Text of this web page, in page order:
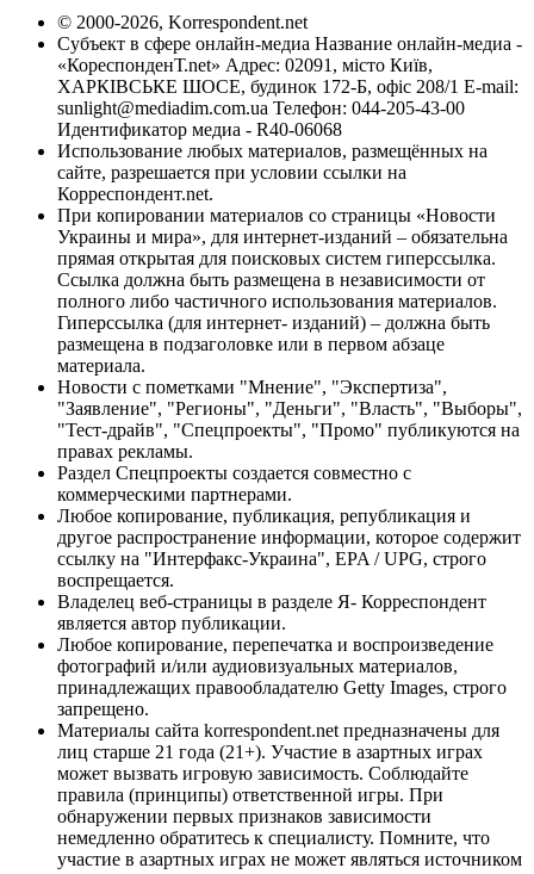
© 2000-2026, Korrespondent.net
Субъект в сфере онлайн-медиа Название онлайн-медиа -
«КореспонденТ.net» Адрес: 02091, місто Київ,
ХАРКІВСЬКЕ ШОСЕ, будинок 172-Б, офіс 208/1 E-mail:
sunlight@mediadim.com.ua Телефон: 044-205-43-00
Идентификатор медиа - R40-06068
Использование любых материалов, размещённых на
сайте, разрешается при условии ссылки на
Корреспондент.net.
При копировании материалов со страницы «Новости
Украины и мира», для интернет-изданий – обязательна
прямая открытая для поисковых систем гиперссылка.
Ссылка должна быть размещена в независимости от
полного либо частичного использования материалов.
Гиперссылка (для интернет- изданий) – должна быть
размещена в подзаголовке или в первом абзаце
материала.
Новости с пометками "Мнение", "Экспертиза",
"Заявление", "Регионы", "Деньги", "Власть", "Выборы",
"Тест-драйв", "Спецпроекты", "Промо" публикуются на
правах рекламы.
Раздел Спецпроекты создается совместно с
коммерческими партнерами.
Любое копирование, публикация, републикация и
другое распространение информации, которое содержит
ссылку на "Интерфакс-Украина", EPA / UPG, строго
воспрещается.
Владелец веб-страницы в разделе Я- Корреспондент
является автор публикации.
Любое копирование, перепечатка и воспроизведение
фотографий и/или аудиовизуальных материалов,
принадлежащих правообладателю Getty Images, строго
запрещено.
Материалы сайта korrespondent.net предназначены для
лиц старше 21 года (21+). Участие в азартных играх
может вызвать игровую зависимость. Соблюдайте
правила (принципы) ответственной игры. При
обнаружении первых признаков зависимости
немедленно обратитесь к специалисту. Помните, что
участие в азартных играх не может являться источником